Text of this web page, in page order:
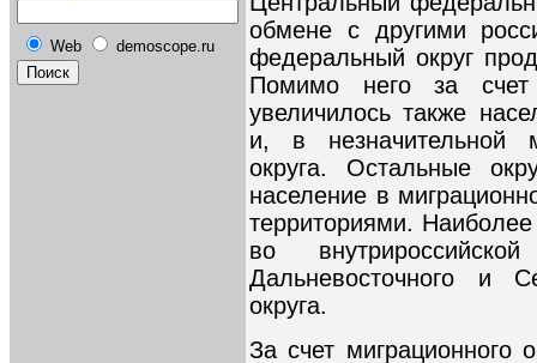
Web demoscope.ru
обмене с другими
федеральный округ
Помимо него за
увеличилось также
и, в незначительной
округа. Остальные
население в
территориями.
во
Дальневосточного и
округа.
За счет миграционного